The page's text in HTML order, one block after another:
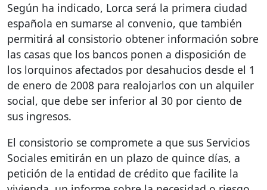
Según ha indicado, Lorca será la primera ciudad
española en sumarse al convenio, que también
permitirá al consistorio obtener información sobre
las casas que los bancos ponen a disposición de
los lorquinos afectados por desahucios desde el 1
de enero de 2008 para realojarlos con un alquiler
social, que debe ser inferior al 30 por ciento de
sus ingresos.
El consistorio se compromete a que sus Servicios
Sociales emitirán en un plazo de quince días, a
petición de la entidad de crédito que facilite la